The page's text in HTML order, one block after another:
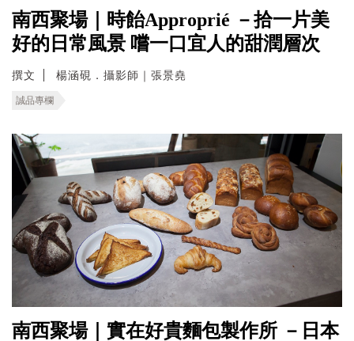
南西聚場｜時飴Approprié －拾一片美
好的日常風景 嚐一口宜人的甜潤層次
撰文 楊涵硯．攝影師｜張景堯
誠品專欄
南西聚場｜實在好貴麵包製作所 －日本